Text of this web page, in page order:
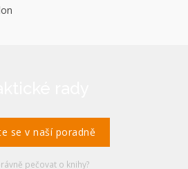
se v naší poradně
pečovat o knihy?